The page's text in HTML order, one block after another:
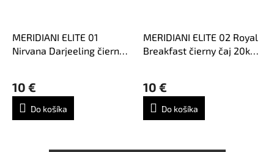
MERIDIANI ELITE 01
Nirvana Darjeeling čierny
hodnotenie
produktu
5,0
10 €
Do košíka
MERIDIANI ELITE 02 Royal
Breakfast čierny čaj 20ks
10 €
Do košíka